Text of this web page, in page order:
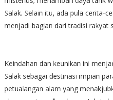
Salak. Selain itu, ada pula cerita-
menjadi bagian dari tradisi rakyat
Keindahan dan keunikan ini
Salak sebagai destinasi impian
petualangan alam yang